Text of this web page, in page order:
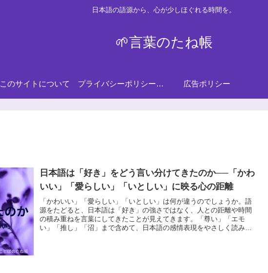
日本語の語源から、心が少しほぐれる時間を。
🌱言葉のたね帳
このサイトについて プライバシーポリシー・免責事項 広告ポリシー
日本語は「好き」をどう言い分けてきたのか──「かわ
いい」「愛らしい」「いとしい」に映る心の距離
「かわいい」「愛らしい」「いとしい」は何が違うのでしょうか。語
源をたどると、日本語は「好き」の強さではなく、人との距離や時間
の積み重ねを言葉にしてきたことが見えてきます。「尊い」「エモ
い」「推し」「沼」まで含めて、日本語の感情表現をやさしく読み解